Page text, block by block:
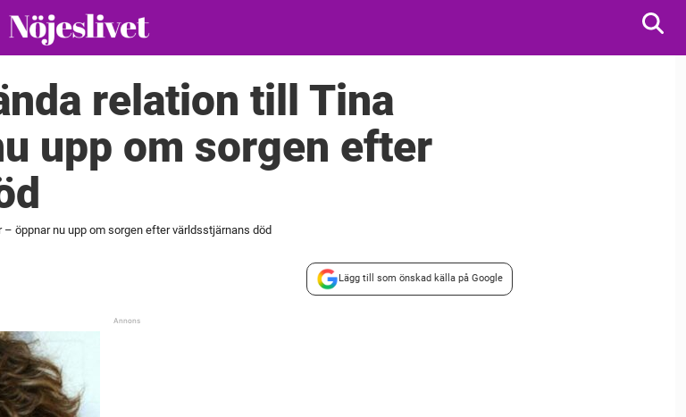
relation till Tina
upp om sorgen efter
öppnar nu upp om sorgen efter världsstjärnans död
Lägg till som önskad källa på Google